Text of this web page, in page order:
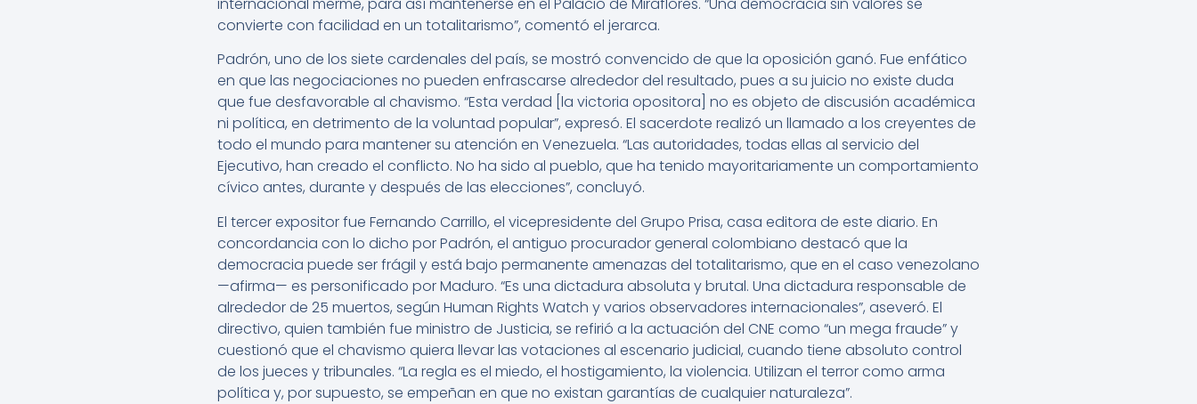
convierte con facilidad en un totalitarismo”, comentó el jerarca.
Padrón, uno de los siete cardenales del país, se mostró convencido de que la oposición ganó. Fue enfático
en que las negociaciones no pueden enfrascarse alrededor del resultado, pues a su juicio no existe duda
que fue desfavorable al chavismo. “Esta verdad [la victoria opositora] no es objeto de discusión académica
ni política, en detrimento de la voluntad popular”, expresó. El sacerdote realizó un llamado a los creyentes de
todo el mundo para mantener su atención en Venezuela. “Las autoridades, todas ellas al servicio del
Ejecutivo, han creado el conflicto. No ha sido al pueblo, que ha tenido mayoritariamente un comportamiento
cívico antes, durante y después de las elecciones”, concluyó.
El tercer expositor fue Fernando Carrillo, el vicepresidente del Grupo Prisa, casa editora de este diario. En
concordancia con lo dicho por Padrón, el antiguo procurador general colombiano destacó que la
democracia puede ser frágil y está bajo permanente amenazas del totalitarismo, que en el caso venezolano
—afirma— es personificado por Maduro. “Es una dictadura absoluta y brutal. Una dictadura responsable de
alrededor de 25 muertos, según Human Rights Watch y varios observadores internacionales”, aseveró. El
directivo, quien también fue ministro de Justicia, se refirió a la actuación del CNE como “un mega fraude” y
cuestionó que el chavismo quiera llevar las votaciones al escenario judicial, cuando tiene absoluto control
de los jueces y tribunales. “La regla es el miedo, el hostigamiento, la violencia. Utilizan el terror como arma
política y, por supuesto, se empeñan en que no existan garantías de cualquier naturaleza”.